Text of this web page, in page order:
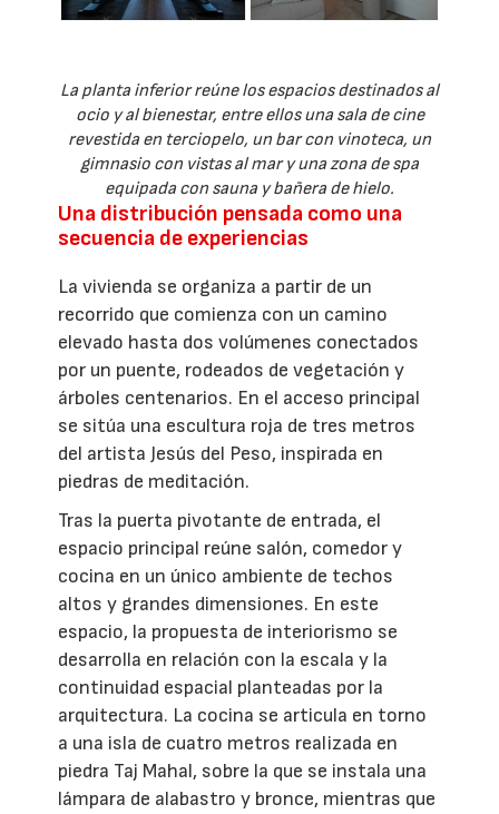
La planta inferior reúne los espacios destinados al
ocio y al bienestar, entre ellos una sala de cine
revestida en terciopelo, un bar con vinoteca, un
gimnasio con vistas al mar y una zona de spa
equipada con sauna y bañera de hielo.
Una distribución pensada como una
secuencia de experiencias
La vivienda se organiza a partir de un
recorrido que comienza con un camino
elevado hasta dos volúmenes conectados
por un puente, rodeados de vegetación y
árboles centenarios. En el acceso principal
se sitúa una escultura roja de tres metros
del artista Jesús del Peso, inspirada en
piedras de meditación.
Tras la puerta pivotante de entrada, el
espacio principal reúne salón, comedor y
cocina en un único ambiente de techos
altos y grandes dimensiones. En este
espacio, la propuesta de interiorismo se
desarrolla en relación con la escala y la
continuidad espacial planteadas por la
arquitectura. La cocina se articula en torno
a una isla de cuatro metros realizada en
piedra Taj Mahal, sobre la que se instala una
lámpara de alabastro y bronce, mientras que